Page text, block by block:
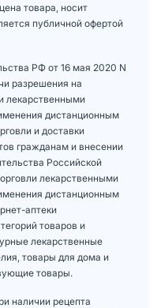
товара, носит
публичной офертой
РФ от 16 мая 2020 N
разрешения на
лекарственными
дистанционным
и доставки
гражданам и внесении
Российской
лекарственными
дистанционным
аптеки
товаров и
лекарственные
товары для дома и
товары.
наличии рецепта